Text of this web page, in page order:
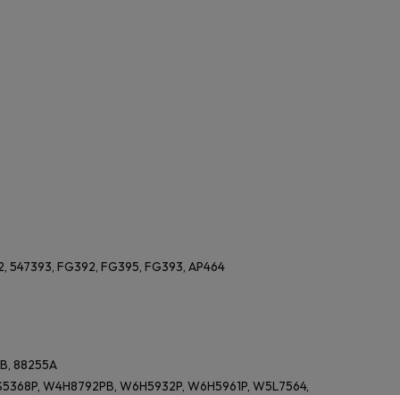
547393, FG392, FG395, FG393, AP464
88255A
W4H8792PB, W6H5932P, W6H5961P, W5L7564,